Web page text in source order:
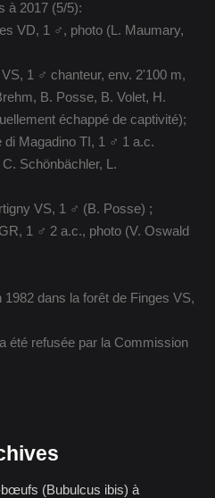
à 2017 (5/5):
VD, 1 ♂, photo (L. Maumary,
1 ♂ chanteur, env. 2'100 m,
B. Posse, B. Volet, H.
échappé de captivité);
di Magadino TI, 1 ♂ 1 a.c.
Schönbächler, L.
VS, 1 ♂ (B. Posse) ;
1 ♂ 2 a.c., photo (V. Oswald
1982 dans la forêt de Finges VS,
été refusée par la Commission
bœufs (Bubulcus ibis) à